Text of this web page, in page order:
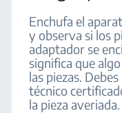
Enchufa el
y observa si los
adaptador se
significa que
las piezas.
técnico
la pieza averiada.